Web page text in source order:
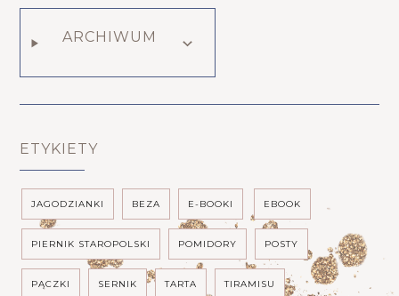
ARCHIWUM
ETYKIETY
JAGODZIANKI BEZA E-BOOKI EBOOK
PIERNIK STAROPOLSKI POMIDORY POSTY
PĄCZKI SERNIK TARTA TIRAMISU